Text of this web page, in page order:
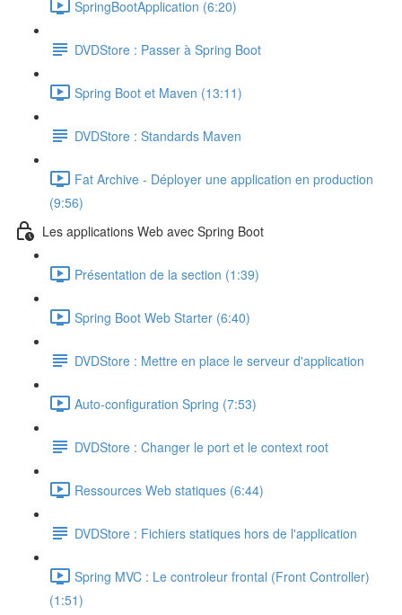
SpringBootApplication (6:20)
DVDStore : Passer à Spring Boot
Spring Boot et Maven (13:11)
DVDStore : Standards Maven
Fat Archive - Déployer une application en production
(9:56)
Les applications Web avec Spring Boot
Présentation de la section (1:39)
Spring Boot Web Starter (6:40)
DVDStore : Mettre en place le serveur d'application
Auto-configuration Spring (7:53)
DVDStore : Changer le port et le context root
Ressources Web statiques (6:44)
DVDStore : Fichiers statiques hors de l'application
Spring MVC : Le controleur frontal (Front Controller)
(1:51)